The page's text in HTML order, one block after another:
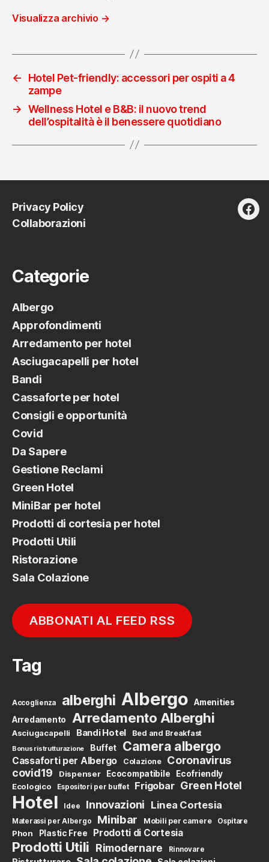
Visualizza archivio →
←
Hotel Pet-friendly: accessori per ospiti a 4
zampe
→ Wellness Hotel e B&B: il nuovo trend
dell’ospitalità è il benessere quotidiano
Privacy Policy
Collaborazioni
Categorie
Albergo
Approfondimenti
Arredamento per hotel
Asciugacapelli per hotel
Bandi
Cassaforte per hotel
Consigli e opportunità
Covid
Da Sapere
Gestione Reclami
Green Hotel
MiniBar per hotel
Prodotti di cortesia per hotel
Prodotti Utili
Ristorazione
Sala Colazione
ABBONATI AL FEED RSS
Tag
Accoglienza alberghi Albergo
Amenities
Arredamento
Arredamento Alberghi
Asciugacapelli Bandi Hotel Bed and Breakfast
Bonus ristrutturazione Buffet Camera albergo
Cassaforti per Albergo Colazione
Coronavirus
covid19
Dispenser Ecocompatibile
Ecofriendly
Ecologico
Espositori per buffet Frigobar Green Hotel
Hotel Idee Innovazioni Linea Cortesia
Materassi per Albergo Minibar Mobili per camere Ospitare
Phon Plastic Free Prodotti di Cortesia
Prodotti Utili Rimodernare Rinnovare